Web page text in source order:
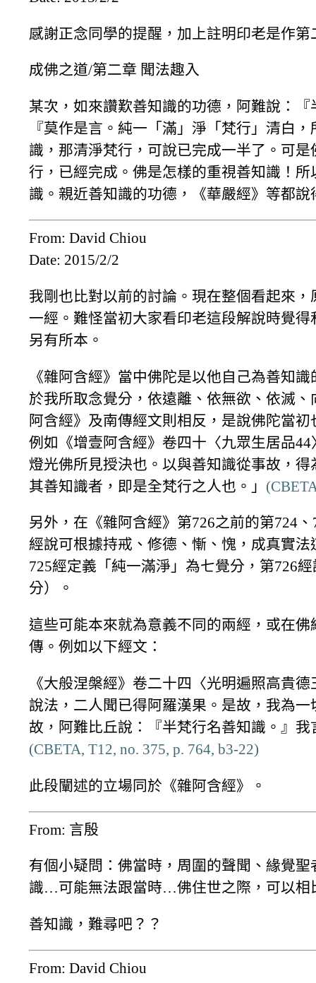
感謝正念同學的提醒，加上註明印老是作
成佛之道/第二章 聞法趣入
某次，如來讚歎善知識的功德，阿難說：
『莫作是言。純一「滿」淨「梵行」清白
識，那清淨梵行，可說已完成一半了。可
行，已經完成。佛是怎樣的重視善知識！
識。親近善知識的功德，《華嚴經》等都說
From: David Chiou
Date: 2015/2/2
我剛也比對以前的討論。現在整個看起來
一經。難怪當初大家看印老這段解說時覺
另有所本。
《雜阿含經》當中佛陀是以他自己為善知
於我所取念覺分，依遠離、依無欲、依滅
阿含經》及南傳經文則相反，是說佛陀當
例如《增壹阿含經》卷四十〈九眾生居品
燈光佛所見授決也。以與善知識從事故，
其善知識者，即是全梵行之人也。」
另外，在《雜阿含經》第726之前的第724
經說可根據持戒、修德、慚、愧，成真實
725經定義「純一滿淨」為七覺分，第726
分）。
這些可能本來就為意義不同的兩經，或在
傳。例如以下經文：
《大般涅槃經》卷二十四〈光明遍照高貴
說法，二人聞已得阿羅漢果。是故，我為
故，阿難比丘說：『半梵行名善知識。』
(CBETA, T12, no. 375, p. 764, b3-22)
此段闡述的立場同於《雜阿含經》。
From: 言殷
有個小疑問：佛當時，周圍的聲聞、緣覺
識…可能無法跟當時…佛住世之際，可以
善知識，難尋吧？？
From: David Chiou